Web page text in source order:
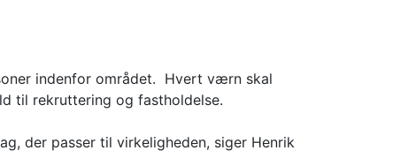
indenfor området. Hvert værn skal
til rekruttering og fastholdelse.
der passer til virkeligheden, siger Henrik